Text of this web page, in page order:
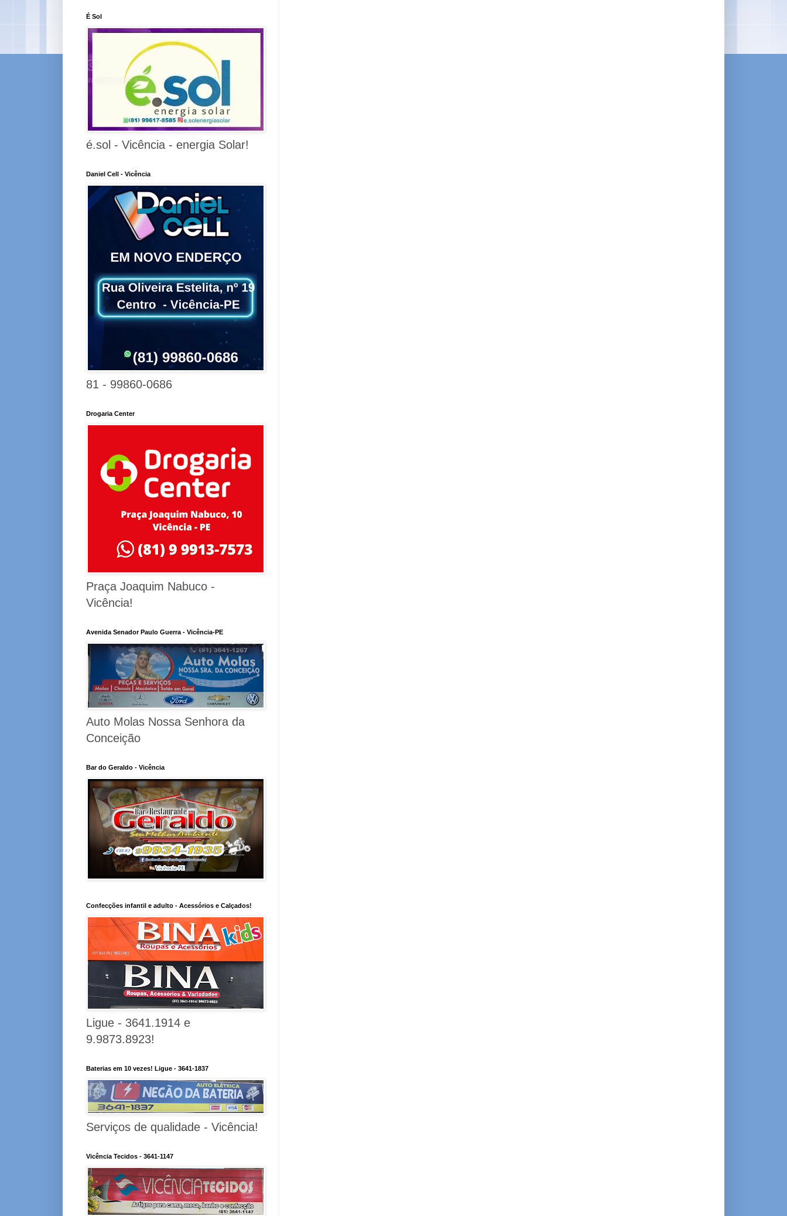
É Sol
é.sol - Vicência - energia Solar!
Daniel Cell - Vicência
81 - 99860-0686
Drogaria Center
Praça Joaquim Nabuco -
Vicência!
Avenida Senador Paulo Guerra - Vicência-PE
Auto Molas Nossa Senhora da
Conceição
Bar do Geraldo - Vicência
Confecções infantil e adulto - Acessórios e Calçados!
Ligue - 3641.1914 e
9.9873.8923!
Baterias em 10 vezes! Ligue - 3641-1837
Serviços de qualidade - Vicência!
Vicência Tecidos - 3641-1147